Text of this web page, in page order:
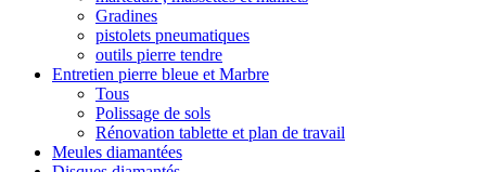
Gradines
pistolets pneumatiques
outils pierre tendre
Entretien pierre bleue et Marbre
Tous
Polissage de sols
Rénovation tablette et plan de travail
Meules diamantées